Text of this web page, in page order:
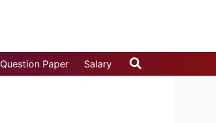
Question Paper Salary Search